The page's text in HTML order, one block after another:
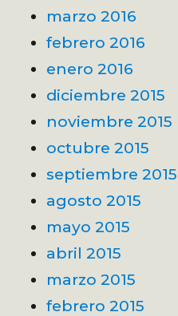
marzo 2016
febrero 2016
enero 2016
diciembre 2015
noviembre 2015
octubre 2015
septiembre 2015
agosto 2015
mayo 2015
abril 2015
marzo 2015
febrero 2015